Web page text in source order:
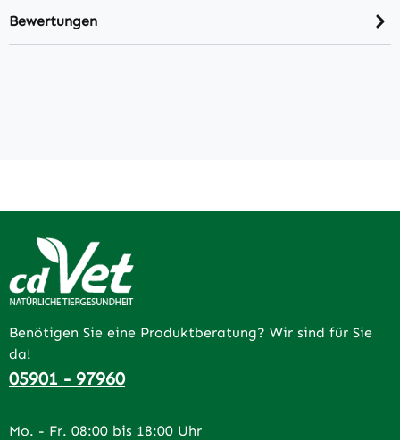
Bewertungen
Benötigen Sie eine Produktberatung? Wir sind für Sie
da!
05901 - 97960
Mo. - Fr. 08:00 bis 18:00 Uhr